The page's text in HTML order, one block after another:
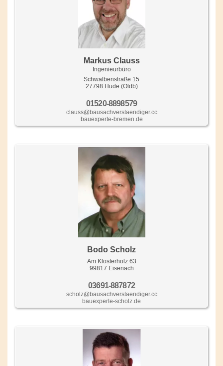
Markus Clauss
Ingenieurbüro
Schwalbenstraße 15
27798 Hude (Oldb)
01520-8898579
clauss@bausachverstaendiger.cc
bauexperte-bremen.de
Bodo Scholz
Am Klosterholz 63
99817 Eisenach
03691-887872
scholz@bausachverstaendiger.cc
bauexperte-scholz.de